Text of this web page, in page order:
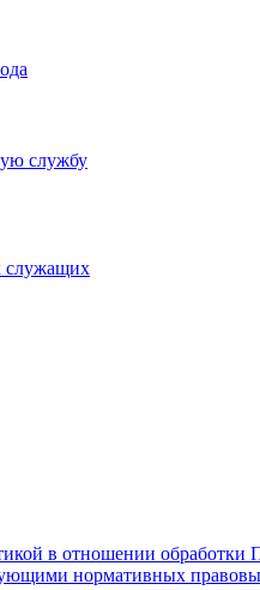
службу
служащих
в отношении обработки
нормативных